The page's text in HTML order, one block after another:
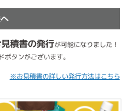
積書の発行が可能になりました！
タンがございます。
※お見積書の詳しい発行方法はこちら